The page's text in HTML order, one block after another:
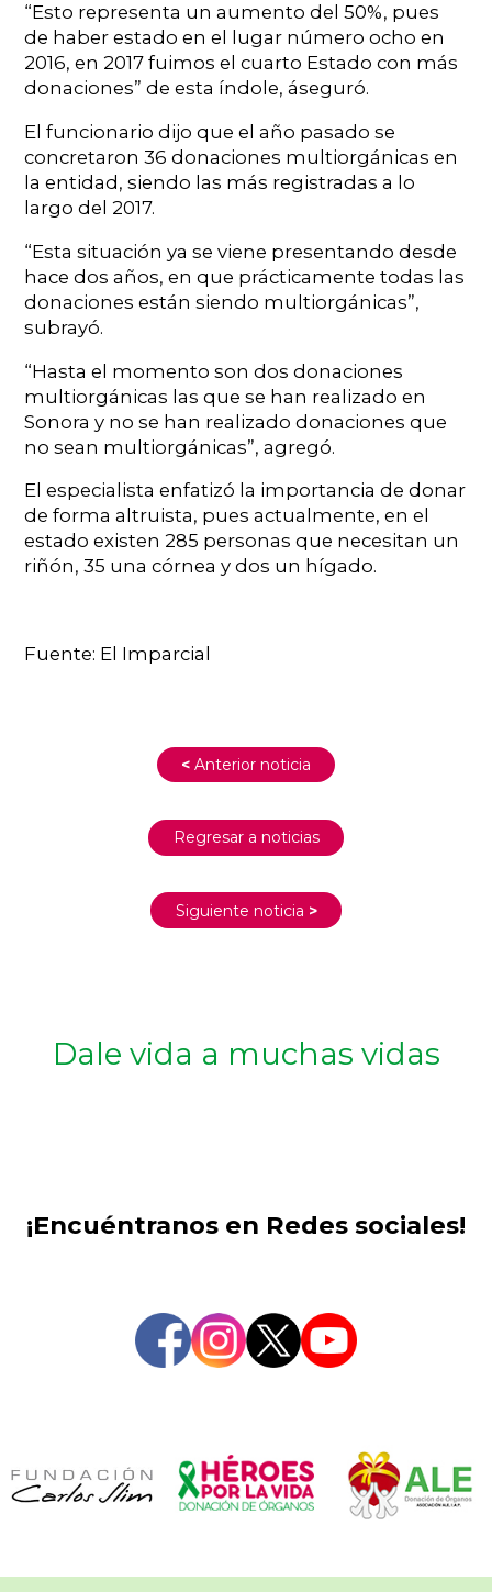
“Esto representa un aumento del 50%, pues
de haber estado en el lugar número ocho en
2016, en 2017 fuimos el cuarto Estado con más
donaciones” de esta índole, áseguró.
El funcionario dijo que el año pasado se
concretaron 36 donaciones multiorgánicas en
la entidad, siendo las más registradas a lo
largo del 2017.
“Esta situación ya se viene presentando desde
hace dos años, en que prácticamente todas las
donaciones están siendo multiorgánicas”,
subrayó.
“Hasta el momento son dos donaciones
multiorgánicas las que se han realizado en
Sonora y no se han realizado donaciones que
no sean multiorgánicas”, agregó.
El especialista enfatizó la importancia de donar
de forma altruista, pues actualmente, en el
estado existen 285 personas que necesitan un
riñón, 35 una córnea y dos un hígado.
Fuente: El Imparcial
< Anterior noticia
Regresar a noticias
Siguiente noticia >
Dale vida a muchas vidas
¡Encuéntranos en Redes sociales!